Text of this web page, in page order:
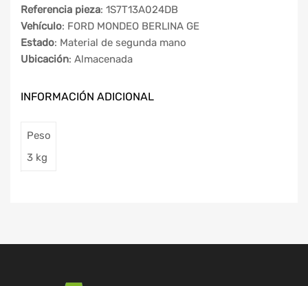
Referencia pieza: 1S7T13A024DB
Vehículo: FORD MONDEO BERLINA GE
Estado: Material de segunda mano
Ubicación: Almacenada
INFORMACIÓN ADICIONAL
Peso
3 kg